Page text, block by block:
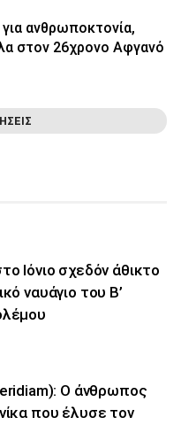
ανθρωποκτονία,
στον 26χρονο Αφγανό
Ιόνιο σχεδόν άθικτο
ναυάγιο του Β’
Ο άνθρωπος
που έλυσε τον